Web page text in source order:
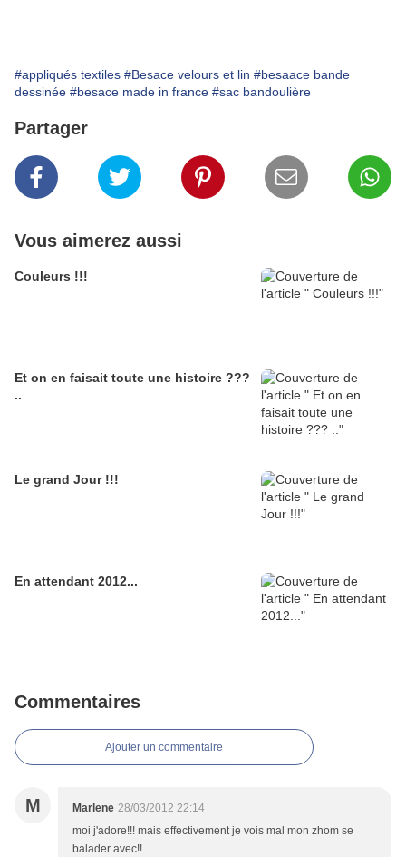
#appliqués textiles #Besace velours et lin #besaace bande
dessinée #besace made in france #sac bandoulière
Partager
Vous aimerez aussi
Couleurs !!!
Et on en faisait toute une histoire ???
..
Le grand Jour !!!
En attendant 2012...
Commentaires
Ajouter un commentaire
M Marlene 28/03/2012 22:14
moi j'adore!!! mais effectivement je vois mal mon zhom se
balader avec!!